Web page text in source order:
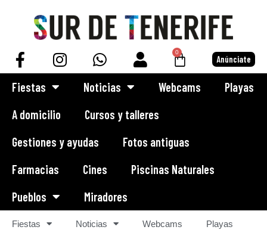
0
Anúnciate
Fiestas Noticias Webcams
Playas
A domicilio
Cursos y talleres
Gestiones y ayudas
Fotos antiguas
Farmacias
Cines
Piscinas Naturales
Pueblos
Miradores
Fiestas Noticias Webcams Playas